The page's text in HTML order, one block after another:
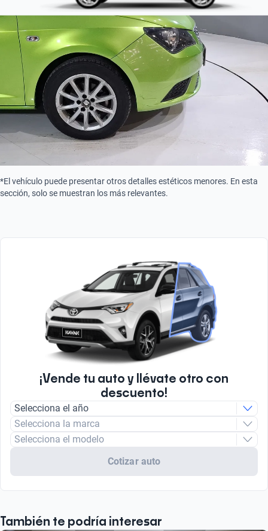
Combustión
Tipo de motor
*El vehículo puede presentar otros detalles estéticos menores. En esta
sección, solo se muestran los más relevantes.
¡Vende tu auto y llévate otro con
descuento!
Selecciona el año
Selecciona la marca
Selecciona el modelo
Cotizar auto
También te podría interesar